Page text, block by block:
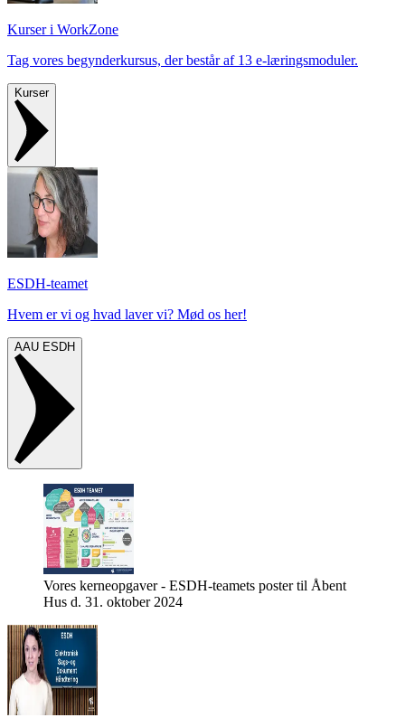
Kurser i WorkZone
Tag vores begynderkursus, der består af 13 e-læringsmoduler.
Kurser
ESDH-teamet
Hvem er vi og hvad laver vi? Mød os her!
AAU ESDH
Vores kerneopgaver - ESDH-teamets poster til Åbent
Hus d. 31. oktober 2024